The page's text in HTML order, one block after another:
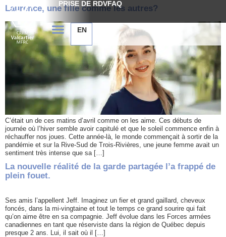
PRISE DE RDVFAQ
EN
Laurence, une fille comme les autres?
C’était un de ces matins d’avril comme on les aime. Ces débuts de
journée où l’hiver semble avoir capitulé et que le soleil commence enfin à
réchauffer nos joues. Cette année-là, le monde commençait à sortir de la
pandémie et sur la Rive-Sud de Trois-Rivières, une jeune femme avait un
sentiment très intense que sa […]
La nouvelle réalité de la garde partagée l’a frappé de
plein fouet.
Ses amis l’appellent Jeff. Imaginez un fier et grand gaillard, cheveux
foncés, dans la mi-vingtaine et tout le temps ce grand sourire qui fait
qu’on aime être en sa compagnie. Jeff évolue dans les Forces armées
canadiennes en tant que réserviste dans la région de Québec depuis
presque 2 ans. Lui, il sait où il […]